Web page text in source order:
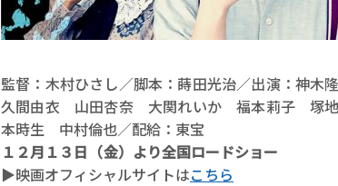
監督：木村ひさし／脚本：蒔田光治／出演：
久間由衣 山田杏奈 大関れいか 福本莉子 塚
本時生 中村倫也／配給：東宝
１２月１３日（金）より全国ロードショー
▶︎映画オフィシャルサイトはこちら